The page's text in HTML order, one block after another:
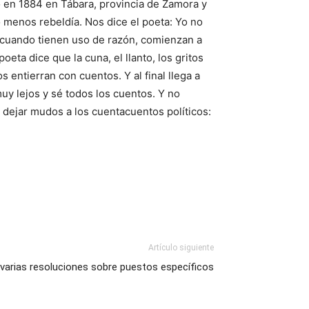
1884 en Tábara, provincia de Zamora y
rebeldía. Nos dice el poeta: Yo no
tienen uso de razón, comienzan a
dice que la cuna, el llanto, los gritos
entierran con cuentos. Y al final llega a
lejos y sé todos los cuentos. Y no
dejar mudos a los cuentacuentos políticos:
Artículo siguiente
resoluciones sobre puestos específicos